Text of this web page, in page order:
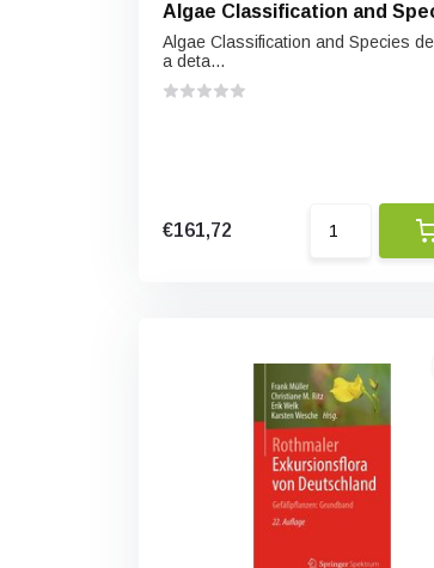
Algae Classification and
Algae Classification and Species
a deta...
€161,72